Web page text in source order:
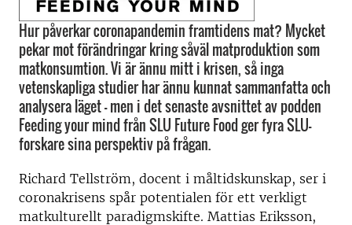
Hur påverkar coronapandemin framtidens mat? Mycket
pekar mot förändringar kring såväl matproduktion som
matkonsumtion. Vi är ännu mitt i krisen, så inga
vetenskapliga studier har ännu kunnat sammanfatta och
analysera läget - men i det senaste avsnittet av podden
Feeding your mind från SLU Future Food ger fyra SLU-
forskare sina perspektiv på frågan.
Richard Tellström, docent i måltidskunskap, ser i
coronakrisens spår potentialen för ett verkligt
matkulturellt paradigmskifte. Mattias Eriksson,